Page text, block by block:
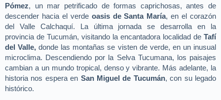
Pómez, un mar petrificado de formas caprichosas, antes de
descender hacia el verdeoasis de Santa María, en el corazón
del Valle Calchaquí. La última jornada se desarrolla en la
provincia de Tucumán, visitando la encantadora localidad de Tafí
del Valle, donde las montañas se visten de verde, en un inusual
microclima. Descendiendo por la Selva Tucumana, los paisajes
cambian a un mundo tropical, denso y vibrante. Más adelante, la
historia nos espera en San Miguel de Tucumán, con su legado
histórico.